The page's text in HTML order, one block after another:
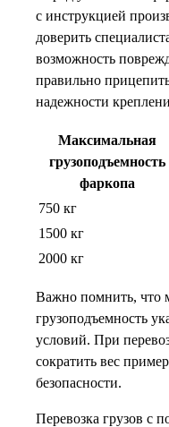
с инструкцией
доверить
возможность
правильно
надежности
Максимальная
грузоподъемность
фаркопа
750 кг
1500 кг
2000 кг
Важно помнить, что
грузоподъемность
условий. При
сократить вес
безопасности.
Перевозка грузов с